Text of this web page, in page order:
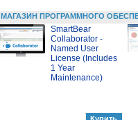
МАГАЗИН ПРОГРАММНОГО
SmartBear
Collaborator -
Named User
License (Includes
1 Year
Maintenance)